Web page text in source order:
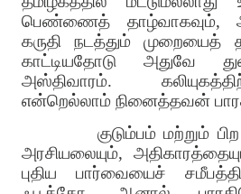
பெண்ணைத் தாழ்வாகவும்,
கருதி நடத்தும் முறையைத்
காட்டியதோடு அதுவே
அஸ்திவாரம்.
என்றெல்லாம் நினைத்தவன்
குடும்பம் மற்றும்
அரசியலையும்,
புதிய பார்வையைச்